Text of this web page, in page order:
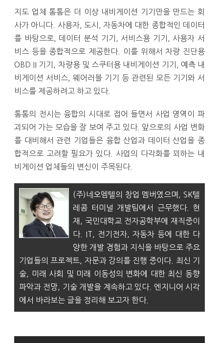
지도 업체 톰톰은 더 이상 내비게이션 기기만을 만드는 회
사가 아니다. 사용자, 도시, 자동차에 대한 종합적인 데이터
를 바탕으로, 데이터 분석 기기, 서비스용 기기, 사용자 서
비스 등을 종합적으로 제공한다. 이를 위해서 차량 진단용
OBD II 기기, 차량용 및 스쿠터용 내비게이션 기기, 예측 내
비게이션 서비스, 웨어러블 기기 등 관련된 모든 기기와 서
비스를 제공하려고 하고 있다.
톰톰의 전시는 융합의 시대로 접어 들면서 사업 영역이 파
괴되어 가는 모습을 잘 보여 주고 있다. 앞으로의 사업 변화
를 대비해서 관련 기업들은 융합 산업과 데이터 산업을 종
합적으로 고려할 필요가 있다. 사업의 다각화를 꾀하는 내
비게이션 업체들의 변신이 주목된다.
(주)네오엠텔의 창업 멤버였으며, SK텔
레콤 터미널 개발팀에서 근무했다. 현
재, 국민대학교 전자공학부에 재직중이
다. IT, 전기전자, 자동차 등에 대한 다
양한 개발 경험과 지식을 바탕으로 주요
기업들의 프로젝트, 자문과 강의를 진행 중이다. 최신 기
술, 미래 사회 및 미래 이동성의 변화에 대한 최신 동향
파악과 전망, 기술 개발을 계속하고 있다. 엔지니어 시각
에서 바라보는 글을 정리해 보고자 한다.